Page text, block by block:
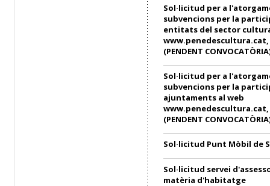
Sol·licitud per a
subvencions per la
entitats del sector
www.penedescultura.cat,
(PENDENT
Sol·licitud per a
subvencions per la
ajuntaments al web
www.penedescultura.cat,
(PENDENT
Sol·licitud Punt Mòbil de
Sol·licitud servei
matèria d'habitatge